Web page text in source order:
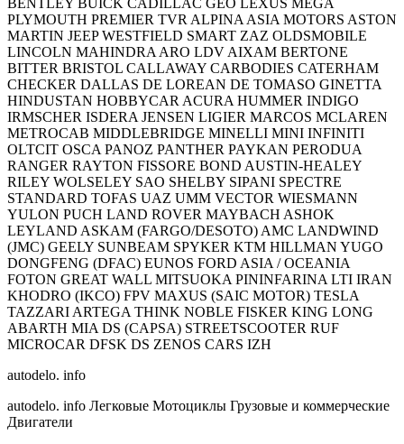
BENTLEY BUICK CADILLAC GEO LEXUS MEGA
PLYMOUTH PREMIER TVR ALPINA ASIA MOTORS ASTON
MARTIN JEEP WESTFIELD SMART ZAZ OLDSMOBILE
LINCOLN MAHINDRA ARO LDV AIXAM BERTONE
BITTER BRISTOL CALLAWAY CARBODIES CATERHAM
CHECKER DALLAS DE LOREAN DE TOMASO GINETTA
HINDUSTAN HOBBYCAR ACURA HUMMER INDIGO
IRMSCHER ISDERA JENSEN LIGIER MARCOS MCLAREN
METROCAB MIDDLEBRIDGE MINELLI MINI INFINITI
OLTCIT OSCA PANOZ PANTHER PAYKAN PERODUA
RANGER RAYTON FISSORE BOND AUSTIN-HEALEY
RILEY WOLSELEY SAO SHELBY SIPANI SPECTRE
STANDARD TOFAS UAZ UMM VECTOR WIESMANN
YULON PUCH LAND ROVER MAYBACH ASHOK
LEYLAND ASKAM (FARGO/DESOTO) AMC LANDWIND
(JMC) GEELY SUNBEAM SPYKER KTM HILLMAN YUGO
DONGFENG (DFAC) EUNOS FORD ASIA / OCEANIA
FOTON GREAT WALL MITSUOKA PININFARINA LTI IRAN
KHODRO (IKCO) FPV MAXUS (SAIC MOTOR) TESLA
TAZZARI ARTEGA THINK NOBLE FISKER KING LONG
ABARTH MIA DS (CAPSA) STREETSCOOTER RUF
MICROCAR DFSK DS ZENOS CARS IZH
autodelo. info
autodelo. info Легковые Мотоциклы Грузовые и коммерческие
Двигатели